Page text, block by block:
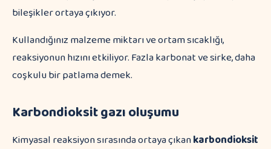
bileşikler ortaya çıkıyor.
Kullandığınız malzeme miktarı ve ortam sıcaklığı,
reaksiyonun hızını etkiliyor. Fazla karbonat ve sirke, daha
coşkulu bir patlama demek.
Karbondioksit gazı oluşumu
Kimyasal reaksiyon sırasında ortaya çıkankarbondioksit